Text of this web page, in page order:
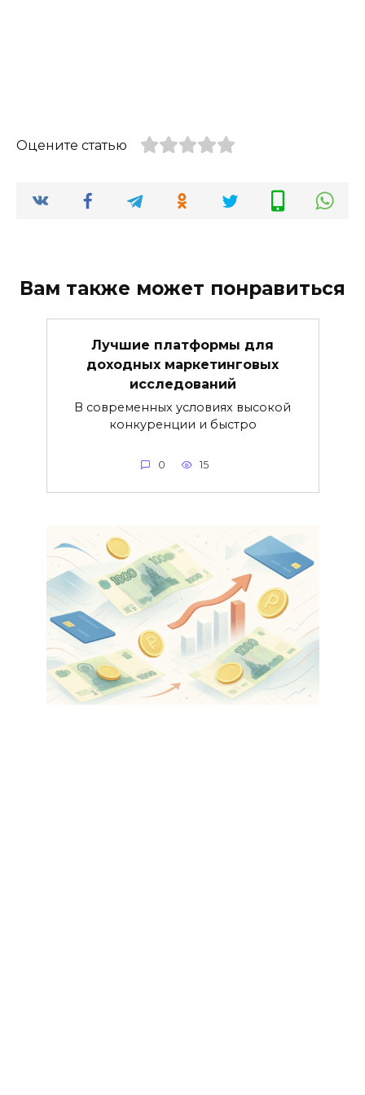
Оцените статью
Вам также может понравиться
Лучшие платформы для
доходных маркетинговых
исследований
В современных условиях высокой
конкуренции и быстро
0 15